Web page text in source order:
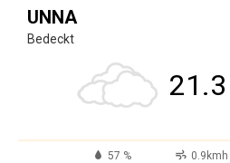
UNNA
Bedeckt
21.3
57 % 0.9kmh